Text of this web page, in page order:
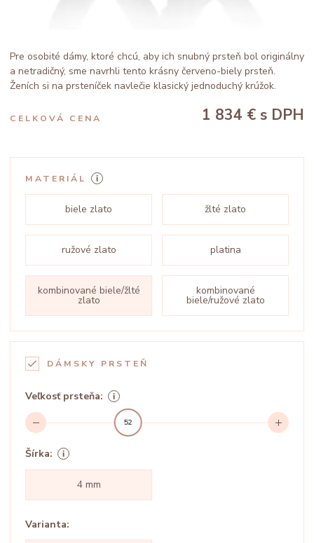
Pre osobité dámy, ktoré chcú, aby ich snubný prsteň bol originálny
a netradičný, sme navrhli tento krásny červeno-biely prsteň.
Ženích si na prsteníček navlečie klasický jednoduchý krúžok.
CELKOVÁ CENA 1 834 € s DPH
MATERIÁL
biele zlato žlté zlato
ružové zlato platina
kombinované biele/žlté
zlato
kombinované
biele/ružové zlato
DÁMSKY PRSTEŇ
Veľkosť prsteňa:
52
Šírka:
4 mm
Varianta: